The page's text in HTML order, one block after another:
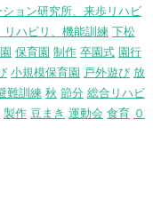
ョン研究所、来歩リハビ
リハビリ、機能訓練 下松
保育園 制作 卒園式 園行
小規模保育園 戸外遊び 放
難訓練 秋 節分 総合リハビ
製作 豆まき 運動会 食育 ０